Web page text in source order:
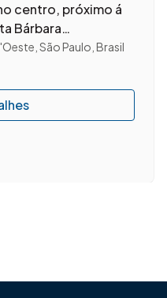
centro, próximo á
Bárbara
São Paulo Brasil